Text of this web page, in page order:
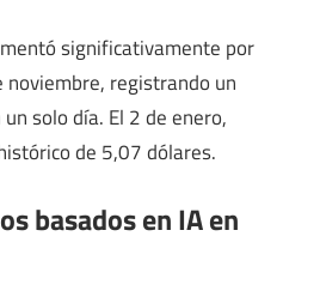
significativamente por
registrando un
solo día. El 2 de enero,
de 5,07 dólares.
basados ​​en IA en